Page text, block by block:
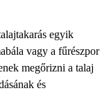
egyik
vagy a fűrészpor
megőrizni a talaj
és